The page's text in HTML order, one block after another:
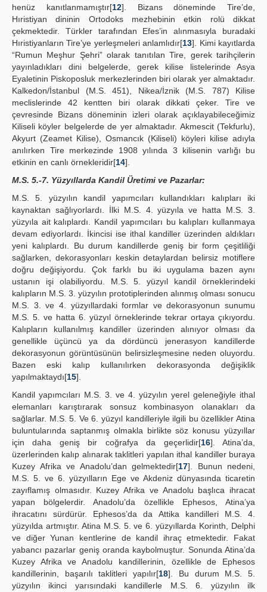
henüz kanıtlanmamıştır[12]. Bizans döneminde Tire’de,
Hıristiyan dininin Ortodoks mezhebinin etkin rolü dikkat
çekmektedir. Türkler tarafından Efes’in alınmasıyla buradaki
Hıristiyanların Tire’ye yerleşmeleri anlamlıdır[13]. Kimi kayıtlarda
“Rumun Meşhur Şehri” olarak tanıtılan Tire, gerek tarihçilerin
yayınladıkları dini belgelerde, gerek kilise listelerinde Asya
Eyaletinin Piskoposluk merkezlerinden biri olarak yer almaktadır.
Kalkedon/İstanbul (M.S. 451), Nikea/İznik (M.S. 787) Kilise
meclislerinde 42 kentten biri olarak dikkati çeker. Tire ve
çevresinde Bizans döneminin izleri olarak açıklayabileceğimiz
Kiliseli köyler belgelerde de yer almaktadır. Akmescit (Tekfurlu),
Akyurt (Zeamet Kilise), Osmancık (Kiliseli) köyleri kilise adıyla
anılırken Tire merkezinde 1908 yılında 3 kilisenin varlığı bu
etkinin en canlı örnekleridir[14].
M.S. 5.-7. Yüzyıllarda Kandil Üretimi ve Pazarlar:
M.S. 5. yüzyılın kandil yapımcıları kullandıkları kalıpları iki
kaynaktan sağlıyorlardı. İlki M.S. 4. yüzyıla ve hatta M.S. 3.
yüzyıla ait kalıplardı. Kandil yapımcıları bu kalıpları kullanmaya
devam ediyorlardı. İkincisi ise ithal kandiller üzerinden aldıkları
yeni kalıplardı. Bu durum kandillerde geniş bir form çeşitliliği
sağlarken, dekorasyonları keskin detaylardan belirsiz motiflere
doğru değişiyordu. Çok farklı bu iki uygulama bazen aynı
ustanın işi olabiliyordu. M.S. 5. yüzyıl kandil örneklerindeki
kalıpların M.S. 3. yüzyılın prototiplerinden alınmış olması sonucu
M.S. 3. ve 4. yüzyıllardaki formlar ve dekorasyonun sunumu
M.S. 5. ve hatta 6. yüzyıl örneklerinde tekrar ortaya çıkıyordu.
Kalıpların kullanılmış kandiller üzerinden alınıyor olması da
genellikle üçüncü ya da dördüncü jenerasyon kandillerde
dekorasyonun görüntüsünün belirsizleşmesine neden oluyordu.
Bazen eski kalıp kullanılırken dekorasyonda değişiklik
yapılmaktaydı[15].
Kandil yapımcıları M.S. 3. ve 4. yüzyılın yerel geleneğiyle ithal
elemanları karıştırarak sonsuz kombinasyon olanakları da
sağlarlar. M.S. 5. Ve 6. yüzyıl kandilleriyle ilgili bu özellikler Atina
buluntularında saptanmış olmakla birlikte söz konusu yüzyıllar
için daha geniş bir coğrafya da geçerlidir[16]. Atina’da,
üzerlerinden kalıp alınarak taklitleri yapılan ithal kandiller buraya
Kuzey Afrika ve Anadolu’dan gelmektedir[17]. Bunun nedeni,
M.S. 5. ve 6. yüzyılların Ege ve Akdeniz dünyasında ticaretin
zayıflamış olmasıdır. Kuzey Afrika ve Anadolu başlıca ihracat
yapan bölgelerdir. Anadolu’da özellikle Ephesos, Atina’ya
ihracatını sürdürür. Ephesos’da da Attika kandilleri M.S. 4.
yüzyılda artmıştır. Atina M.S. 5. ve 6. yüzyıllarda Korinth, Delphi
ve diğer Yunan kentlerine de kandil ihraç etmektedir. Fakat
yabancı pazarlar geniş oranda kaybolmuştur. Sonunda Atina’da
Kuzey Afrika ve Anadolu kandillerinin, özellikle de Ephesos
kandillerinin, başarılı taklitleri yapılır[18]. Bu durum M.S. 5.
yüzyılın ikinci yarısındaki kandillerle M.S. 6. yüzyılın ilk